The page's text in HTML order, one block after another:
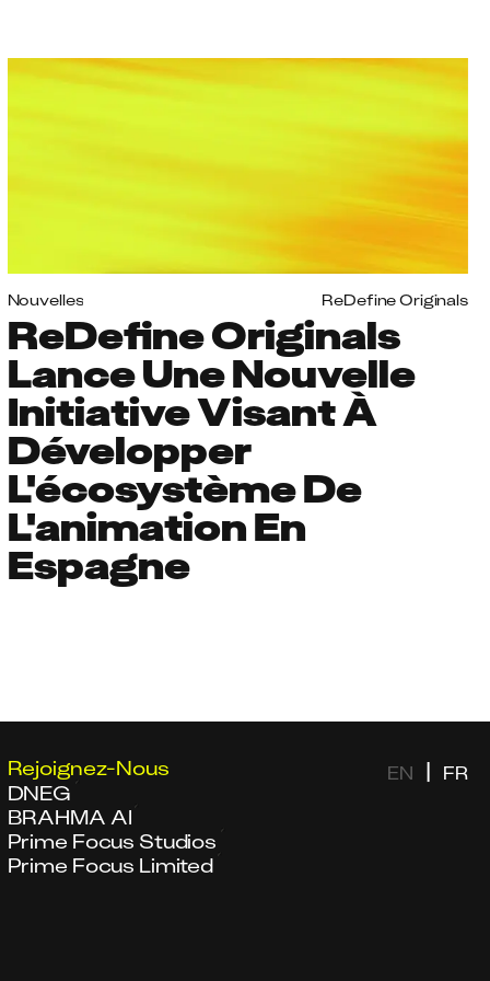
Nouvelles ReDefine Originals
ReDefine Originals
Lance Une Nouvelle
Initiative Visant À
Développer
L'écosystème De
L'animation En
Espagne
Rejoignez-Nous
DNEG
BRAHMA AI
Prime Focus Studios
Prime Focus Limited
EN | FR